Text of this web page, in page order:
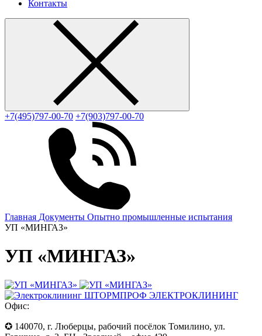
Контакты
+7(495)797-00-70 +7(903)797-00-70
Главная Документы Опытно промышленные испытания
УП «МИНГАЗ»
УП «МИНГАЗ»
ЭЛЕКТРОКЛИНИНГ
Офис:
✪ 140070, г. Люберцы, рабочий посёлок Томилино, ул.